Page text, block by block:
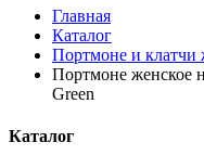
Главная
Каталог
Портмоне и клатчи
Портмоне женское
Green
Каталог